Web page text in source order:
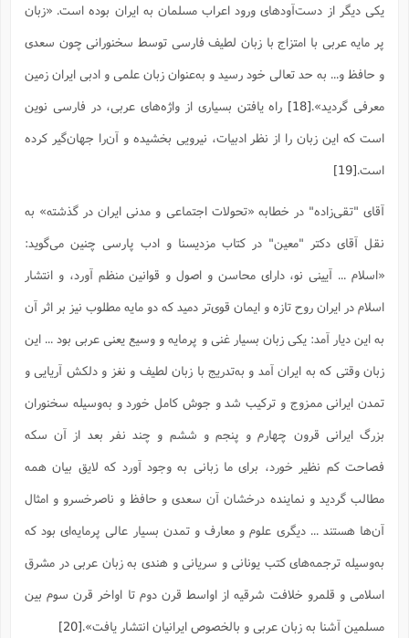
یکی دیگر از دست‌آودهای ورود اعراب مسلمان به ایران بوده است. «زبان
پر مایه عربی با امتزاج با زبان لطیف فارسی توسط سخنورانی چون سعدی
و حافظ و... به حد تعالی خود رسید و به‌عنوان زبان علمی و ادبی ایران زمین
معرفی گردید».[18]
راه یافتن بسیارى از واژه‌هاى عربى، در فارسى نوین
است که این زبان را از نظر ادبیات، نیرویى بخشیده و آن‌را جهان‌گیر کرده
است.[19]
آقاى "تقى‌زاده" در خطابه «تحولات اجتماعى و مدنى ایران در گذشته» به
نقل آقاى دکتر "معین" در کتاب مزدیسنا و ادب پارسى چنین مى‌گوید:
«اسلام ... آیینى نو، داراى محاسن و اصول و قوانین منظم آورد، و انتشار
اسلام در ایران روح تازه و ایمان قوی‌تر دمید که دو مایه مطلوب نیز بر اثر آن
به این دیار آمد: یکى زبان بسیار غنى و پرمایه و وسیع یعنى عربى بود ... این
زبان وقتى که به ایران آمد و به‌تدریج با زبان لطیف و نغز و دلکش آریایى و
تمدن ایرانى ممزوج و ترکیب شد و جوش کامل خورد و به‌وسیله سخنوران
بزرگ ایرانى قرون چهارم و پنجم و ششم و چند نفر بعد از آن سکه
فصاحت کم نظیر خورد، براى ما زبانى به وجود آورد که لایق بیان همه
مطالب گردید و نماینده درخشان آن سعدى و حافظ و ناصرخسرو و امثال
آن‌ها هستند ... دیگرى علوم و معارف و تمدن بسیار عالى پرمایه‌اى بود که
به‌وسیله ترجمه‌هاى کتب یونانى و سریانى و هندى به زبان عربى در مشرق
اسلامى و قلمرو خلافت شرقیه از اواسط قرن دوم تا اواخر قرن سوم بین
مسلمین آشنا به زبان عربى و بالخصوص ایرانیان انتشار یافت».[20]